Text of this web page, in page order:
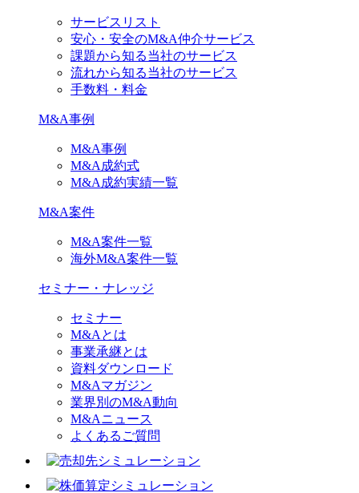
サービスリスト
安心・安全のM&A仲介サービス
課題から知る当社のサービス
流れから知る当社のサービス
手数料・料金
M&A事例
M&A事例
M&A成約式
M&A成約実績一覧
M&A案件
M&A案件一覧
海外M&A案件一覧
セミナー・ナレッジ
セミナー
M&Aとは
事業承継とは
資料ダウンロード
M&Aマガジン
業界別のM&A動向
M&Aニュース
よくあるご質問